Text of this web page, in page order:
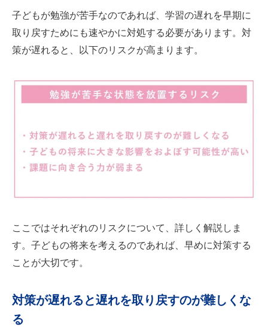
子どもが勉強が苦手なのであれば、学習の遅れを早期に
取り戻すためにも速やかに対処する必要があります。対
策が遅れると、以下のリスクが高まります。
ここではそれぞれのリスクについて、詳しく解説しま
す。子どもの将来を考えるのであれば、早めに対策する
ことが大切です。
対策が遅れると遅れを取り戻すのが難しくな
る